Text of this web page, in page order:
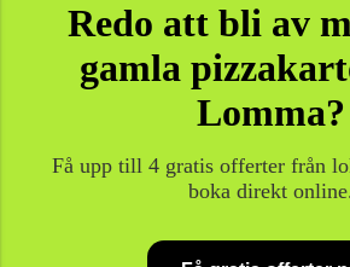
Redo att bli av
gamla
Lomma?
Få upp till 4 gratis offerter från
boka direkt